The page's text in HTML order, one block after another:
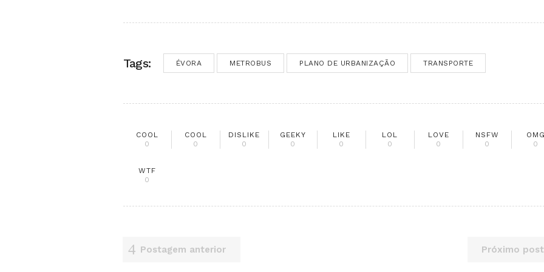
Tags: ÉVORA METROBUS PLANO DE URBANIZAÇÃO TRANSPORTE
COOL
0
COOL
0
DISLIKE
0
GEEKY
0
LIKE
0
LOL
0
LOVE
0
NSFW
0
0
WTF
0
Postagem anterior Próximo post